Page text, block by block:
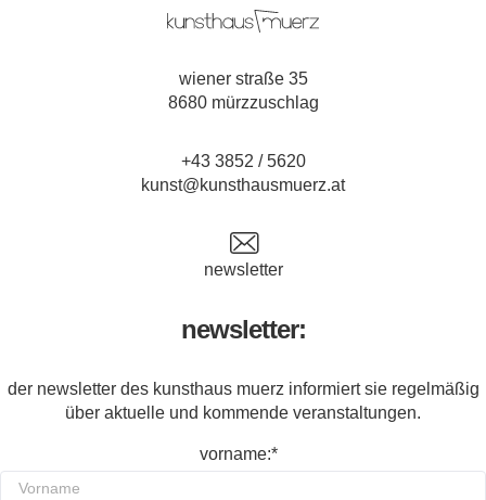
wiener straße 35
8680 mürzzuschlag
+43 3852 / 5620
kunst@kunsthausmuerz.at
newsletter
newsletter:
der newsletter des kunsthaus muerz informiert sie regelmäßig
über aktuelle und kommende veranstaltungen.
vorname:*